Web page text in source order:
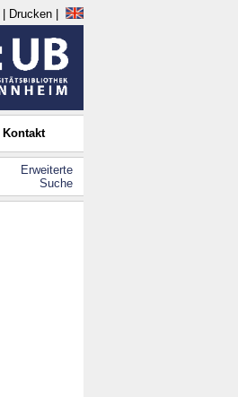
Drucken
Kontakt
Erweiterte
Suche